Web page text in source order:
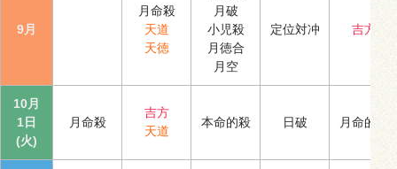
9月
月命殺
天道
天徳
月破
小児殺
月徳合
月空
定位対冲 吉方
10月
1日
(火)
月命殺
吉方
天道
本命的殺 日破 月命的殺